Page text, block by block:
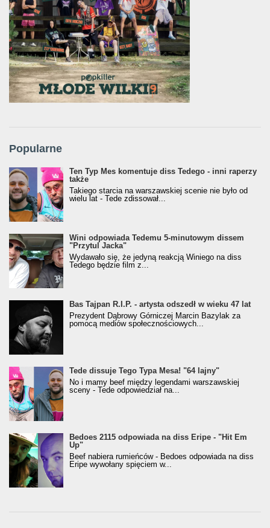
Popularne
Ten Typ Mes komentuje diss Tedego - inni raperzy
także
Takiego starcia na warszawskiej scenie nie było od
wielu lat - Tede zdissował...
Wini odpowiada Tedemu 5-minutowym dissem
"Przytul Jacka"
Wydawało się, że jedyną reakcją Winiego na diss
Tedego będzie film z...
Bas Tajpan R.I.P. - artysta odszedł w wieku 47 lat
Prezydent Dąbrowy Górniczej Marcin Bazylak za
pomocą mediów społecznościowych...
Tede dissuje Tego Typa Mesa! "64 lajny"
No i mamy beef między legendami warszawskiej
sceny - Tede odpowiedział na...
Bedoes 2115 odpowiada na diss Eripe - "Hit Em
Up"
Beef nabiera rumieńców - Bedoes odpowiada na diss
Eripe wywołany spięciem w...